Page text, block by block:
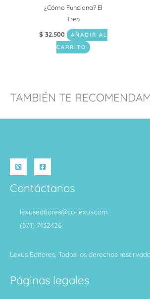
¿Cómo Funciona? El
Tren
$ 32.500
AÑADIR AL
CARRITO
TAMBIÉN TE
Contáctanos
lexuseditores@co-lexus.com
(571) 7432426
Lexus Editores, Todos los derechos
Páginas legales